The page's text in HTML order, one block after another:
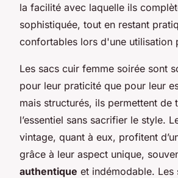
la facilité avec laquelle ils
sophistiquée, tout en restant
confortables lors d'une utilisation
Les sacs cuir femme soirée sont
pour leur praticité que pour leur
mais structurés, ils permettent de
l’essentiel sans sacrifier le style.
vintage, quant à eux, profitent
grâce à leur aspect unique,
authentique et indémodable. Les